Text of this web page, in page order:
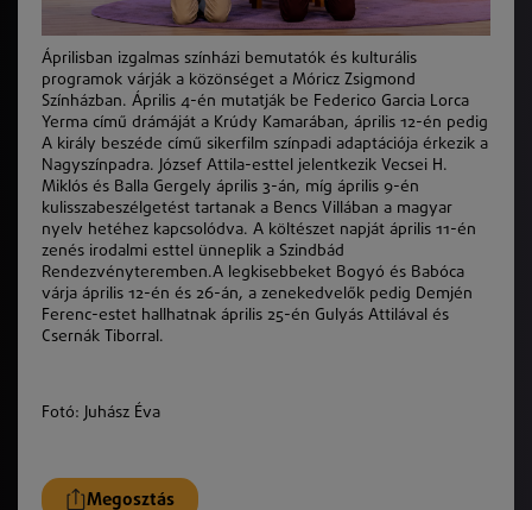
Áprilisban izgalmas színházi bemutatók és kulturális
programok várják a közönséget a Móricz Zsigmond
Színházban. Április 4-én mutatják be Federico Garcia Lorca
Yerma című drámáját a Krúdy Kamarában, április 12-én pedig
A király beszéde című sikerfilm színpadi adaptációja érkezik a
Nagyszínpadra. József Attila-esttel jelentkezik Vecsei H.
Miklós és Balla Gergely április 3-án, míg április 9-én
kulisszabeszélgetést tartanak a Bencs Villában a magyar
nyelv hetéhez kapcsolódva. A költészet napját április 11-én
zenés irodalmi esttel ünneplik a Szindbád
Rendezvényteremben.A legkisebbeket Bogyó és Babóca
várja április 12-én és 26-án, a zenekedvelők pedig Demjén
Ferenc-estet hallhatnak április 25-én Gulyás Attilával és
Csernák Tiborral.
Fotó: Juhász Éva
Megosztás